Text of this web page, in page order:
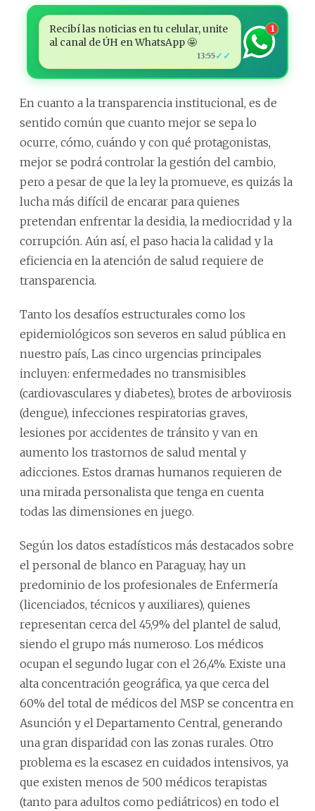
Recibí las noticias en tu celular, unite
al canal de ÚH en WhatsApp 🤩
13:55✓✓
1
En cuanto a la transparencia institucional, es de
sentido común que cuanto mejor se sepa lo
ocurre, cómo, cuándo y con qué protagonistas,
mejor se podrá controlar la gestión del cambio,
pero a pesar de que la ley la promueve, es quizás la
lucha más difícil de encarar para quienes
pretendan enfrentar la desidia, la mediocridad y la
corrupción. Aún así, el paso hacia la calidad y la
eficiencia en la atención de salud requiere de
transparencia.
Tanto los desafíos estructurales como los
epidemiológicos son severos en salud pública en
nuestro país, Las cinco urgencias principales
incluyen: enfermedades no transmisibles
(cardiovasculares y diabetes), brotes de arbovirosis
(dengue), infecciones respiratorias graves,
lesiones por accidentes de tránsito y van en
aumento los trastornos de salud mental y
adicciones. Estos dramas humanos requieren de
una mirada personalista que tenga en cuenta
todas las dimensiones en juego.
Según los datos estadísticos más destacados sobre
el personal de blanco en Paraguay, hay un
predominio de los profesionales de Enfermería
(licenciados, técnicos y auxiliares), quienes
representan cerca del 45,9% del plantel de salud,
siendo el grupo más numeroso. Los médicos
ocupan el segundo lugar con el 26,4%. Existe una
alta concentración geográfica, ya que cerca del
60% del total de médicos del MSP se concentra en
Asunción y el Departamento Central, generando
una gran disparidad con las zonas rurales. Otro
problema es la escasez en cuidados intensivos, ya
que existen menos de 500 médicos terapistas
(tanto para adultos como pediátricos) en todo el